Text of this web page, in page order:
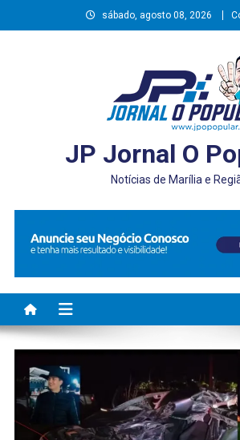
to
sábado, agosto 08, 2026
JP Jornal O
Notícias de Marília e